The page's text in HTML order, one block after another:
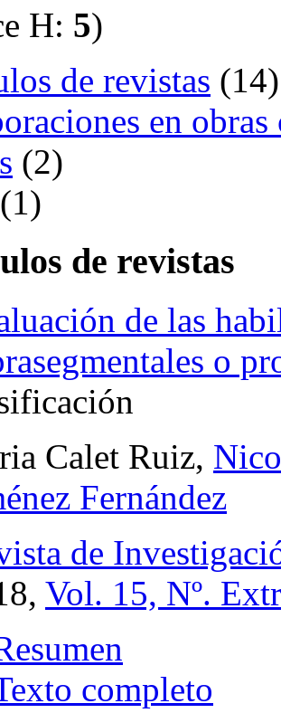
H: 5)
de revistas (14)
en
(2)
(1)
de revistas
de las
o
Calet Ruiz,
Fernández
de
Vol. 15, Nº.
completo